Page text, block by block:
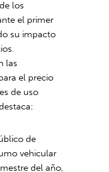
los
el primer
su impacto
las
el precio
de uso
de
vehicular
del año,